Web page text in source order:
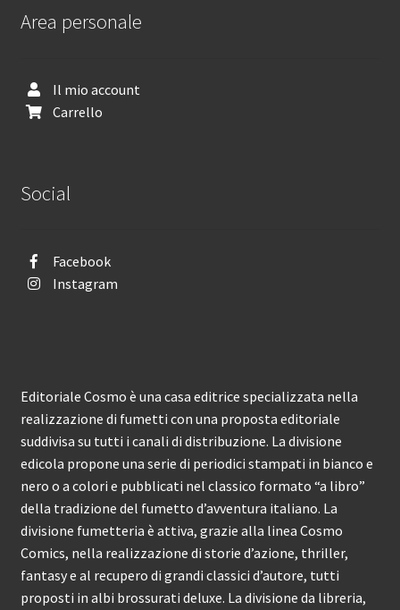
Area personale
Il mio account
Carrello
Social
Facebook
Instagram
Editoriale Cosmo è una casa editrice specializzata nella
realizzazione di fumetti con una proposta editoriale
suddivisa su tutti i canali di distribuzione. La divisione
edicola propone una serie di periodici stampati in bianco e
nero o a colori e pubblicati nel classico formato “a libro”
della tradizione del fumetto d’avventura italiano. La
divisione fumetteria è attiva, grazie alla linea Cosmo
Comics, nella realizzazione di storie d’azione, thriller,
fantasy e al recupero di grandi classici d’autore, tutti
proposti in albi brossurati deluxe. La divisione da libreria,